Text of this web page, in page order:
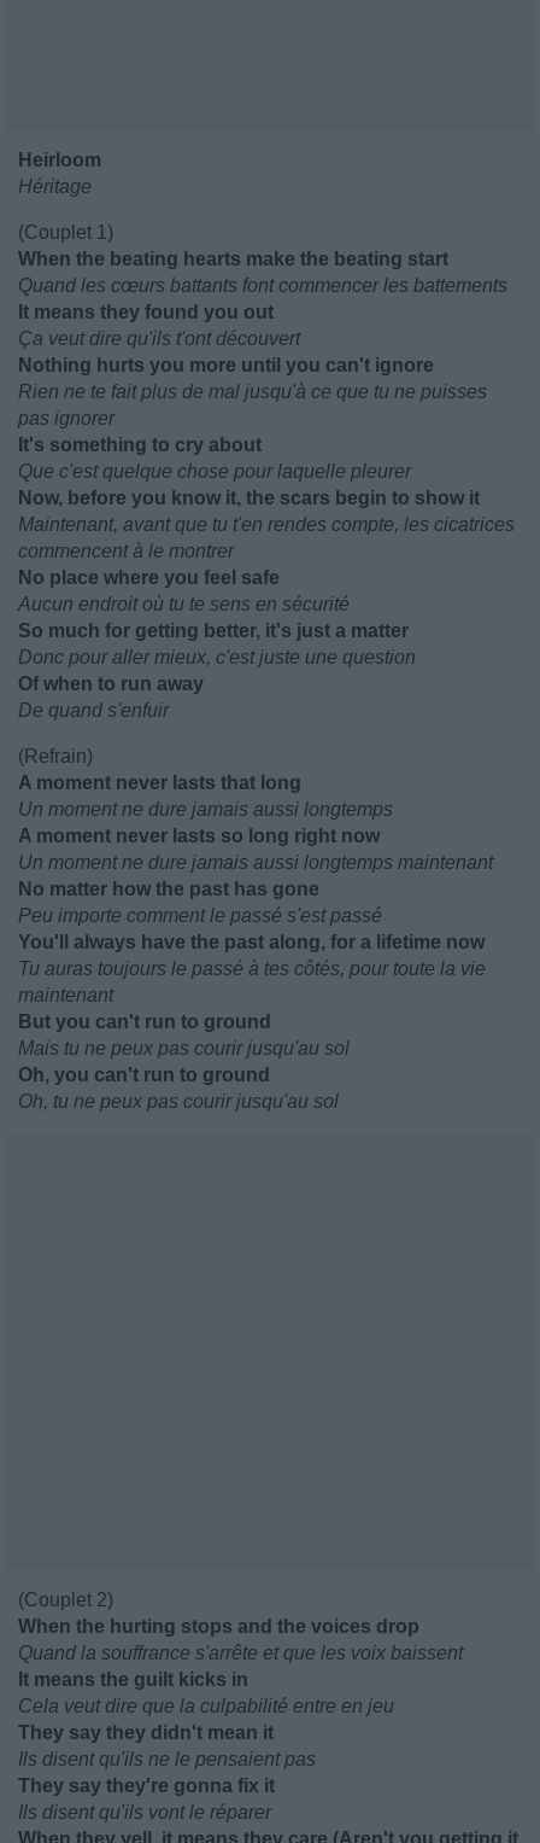
Heirloom
Héritage
(Couplet 1)
When the beating hearts make the beating start
Quand les cœurs battants font commencer les battements
It means they found you out
Ça veut dire qu'ils t'ont découvert
Nothing hurts you more until you can't ignore
Rien ne te fait plus de mal jusqu'à ce que tu ne puisses
pas ignorer
It's something to cry about
Que c'est quelque chose pour laquelle pleurer
Now, before you know it, the scars begin to show it
Maintenant, avant que tu t'en rendes compte, les cicatrices
commencent à le montrer
No place where you feel safe
Aucun endroit où tu te sens en sécurité
So much for getting better, it's just a matter
Donc pour aller mieux, c'est juste une question
Of when to run away
De quand s'enfuir
(Refrain)
A moment never lasts that long
Un moment ne dure jamais aussi longtemps
A moment never lasts so long right now
Un moment ne dure jamais aussi longtemps maintenant
No matter how the past has gone
Peu importe comment le passé s'est passé
You'll always have the past along, for a lifetime now
Tu auras toujours le passé à tes côtés, pour toute la vie
maintenant
But you can't run to ground
Mais tu ne peux pas courir jusqu'au sol
Oh, you can't run to ground
Oh, tu ne peux pas courir jusqu'au sol
(Couplet 2)
When the hurting stops and the voices drop
Quand la souffrance s'arrête et que les voix baissent
It means the guilt kicks in
Cela veut dire que la culpabilité entre en jeu
They say they didn't mean it
Ils disent qu'ils ne le pensaient pas
They say they're gonna fix it
Ils disent qu'ils vont le réparer
When they yell, it means they care (Aren't you getting it